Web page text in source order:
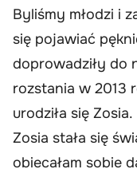
Byliśmy młodzi i
się pojawiać
doprowadziły do
rozstania w 2013
urodziła się
Zosia stała się
obiecałam sobie